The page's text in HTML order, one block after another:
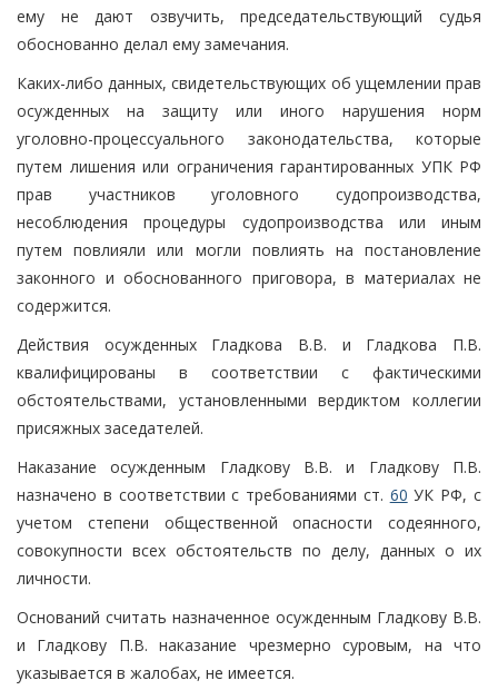
ему не дают озвучить, председательствующий судья
обоснованно делал ему замечания.
Каких-либо данных, свидетельствующих об ущемлении прав
осужденных на защиту или иного нарушения норм
уголовно-процессуального законодательства, которые
путем лишения или ограничения гарантированных УПК РФ
прав участников уголовного судопроизводства,
несоблюдения процедуры судопроизводства или иным
путем повлияли или могли повлиять на постановление
законного и обоснованного приговора, в материалах не
содержится.
Действия осужденных Гладкова В.В. и Гладкова П.В.
квалифицированы в соответствии с фактическими
обстоятельствами, установленными вердиктом коллегии
присяжных заседателей.
Наказание осужденным Гладкову В.В. и Гладкову П.В.
назначено в соответствии с требованиями ст. 60 УК РФ, с
учетом степени общественной опасности содеянного,
совокупности всех обстоятельств по делу, данных о их
личности.
Оснований считать назначенное осужденным Гладкову В.В.
и Гладкову П.В. наказание чрезмерно суровым, на что
указывается в жалобах, не имеется.